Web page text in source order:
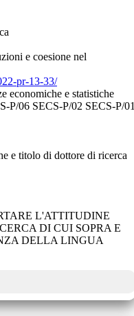
e coesione nel
pr-13-33/
economiche e statistiche
P/06 SECS-P/02 SECS-P/
e titolo di dottore di ricerca
L'ATTITUDINE
DI CUI SOPRA E
DELLA LINGUA